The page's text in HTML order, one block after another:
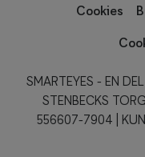
Cookies
SMARTEYES - EN
STENBECKS
556607-7904 |